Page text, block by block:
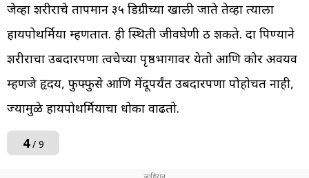
जेव्हा शरीराचे तापमान ३५ डिग्रीच्या खाली जाते तेव्हा त्याला
हायपोथर्मिया म्हणतात. ही स्थिती जीवघेणी ठरू शकते. दारू पिण्याने
शरीराचा उबदारपणा त्वचेच्या पृष्ठभागावर येतो आणि कोर अवयव
म्हणजे हृदय, फुफ्फुसे आणि मेंदूपर्यंत उबदारपणा पोहोचत नाही,
ज्यामुळे हायपोथर्मियाचा धोका वाढतो.
4/ 9